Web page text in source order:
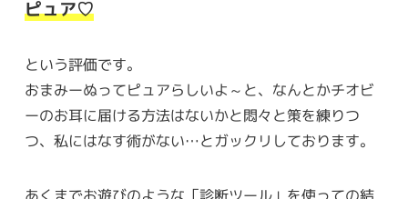
ピュア♡
という評価です。
おまみーぬってピュアらしいよ～と、なんとかチオビ
ーのお耳に届ける方法はないかと悶々と策を練りつ
つ、私にはなす術がない…とガックリしております。